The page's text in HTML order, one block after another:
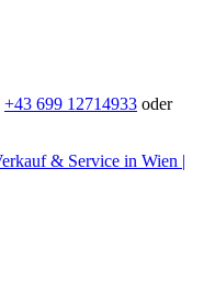
+43 699 12714933 oder